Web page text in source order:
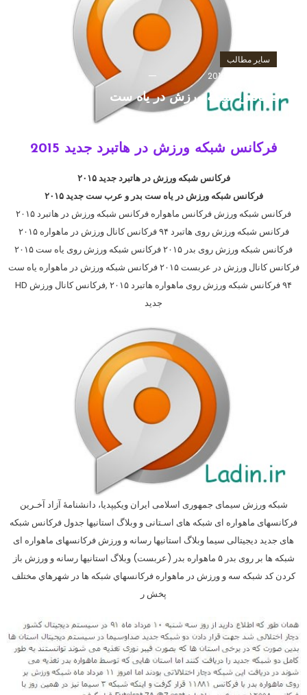
سایر مطالب
فرکانس شبکه ورزش در یاه ست
فرکانس شبکه ورزش در هاتبرد جدید 2015
فرکانس شبکه ورزش در هاتبرد جدید ۲۰۱۵
فرکانس شبکه ورزش در یاه ست بدر و عرب ست جدید ۲۰۱۵
فرکانس شبکه ورزش فرکانس ماهواره فرکانس شبکه ورزش در هاتبرد ۲۰۱۵
فرکانس شبکه ورزش روی هاتبرد ۹۴ فرکانس کانال ورزش در ماهواره ۲۰۱۵
فرکانس شبکه ورزش روی بدر ۲۰۱۵ فرکانس شبکه ورزش روی یاه ست ۲۰۱۵
فرکانس کانال ورزش در عربست ۲۰۱۵ فرکانس شبکه ورزش در ماهواره یاه ست
۹۴ فرکانس شبکه ورزش روی ماهواره هاتبرد ۲۰۱۵ ,فرکانس کانال ورزش HD
جدید
شبکه ورزش سیمای جمهوری اسلامی ایران ویکیپدیا، دانشنامهٔ آزاد آخـرین
فرکانسهای ماهواره ای شبکه های اسـتانی و وبلاگ استانیها جدول فرکانس شبکه
های جدید دیجیتالی سیما وبلاگ استانیها رسانه و ورزش فرکانسهای ماهواره ای
شبکه ها بر روی بدر ۵ ماهواره بدر (عربست) وبلاگ استانیها رسانه و ورزش باز
کردن کد شبکه سه و ورزش در ماهواره فرکانسهاي شبکه ها در شهرهاي مختلف
پخش ر